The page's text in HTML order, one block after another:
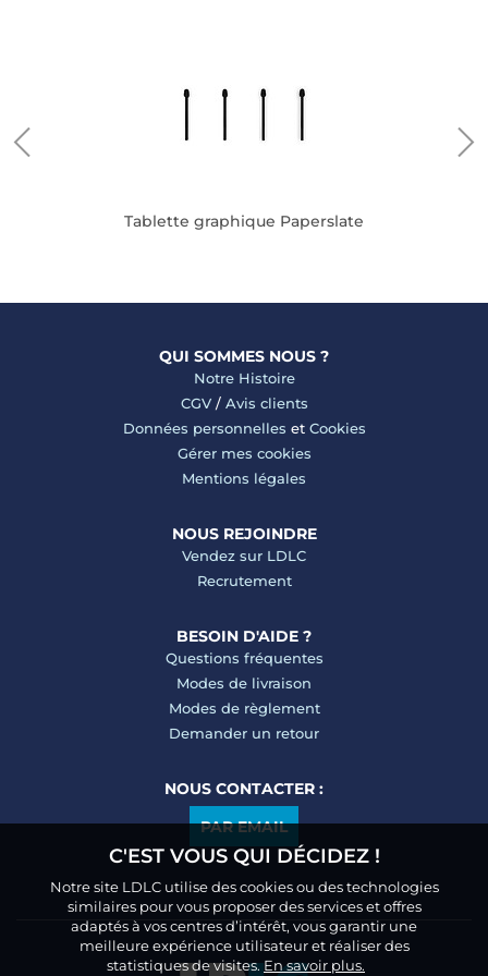
Tablette graphique Paperslate
QUI SOMMES NOUS ?
Notre Histoire
CGV/ Avis clients
Données personnelles et Cookies
Gérer mes cookies
Mentions légales
NOUS REJOINDRE
Vendez sur LDLC
Recrutement
BESOIN D'AIDE ?
Questions fréquentes
Modes de livraison
Modes de règlement
Demander un retour
NOUS CONTACTER :
PAR EMAIL
C'EST VOUS QUI DÉCIDEZ !
Notre site LDLC utilise des cookies ou des technologies
similaires pour vous proposer des services et offres
adaptés à vos centres d’intérêt, vous garantir une
meilleure expérience utilisateur et réaliser des
statistiques de visites.En savoir plus.